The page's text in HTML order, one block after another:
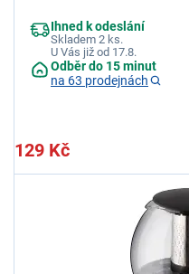
Ihned k odeslání
Skladem 2 ks.
U Vás již od 17.8.
Odběr do 15 minut
na 63 prodejnách
129 Kč